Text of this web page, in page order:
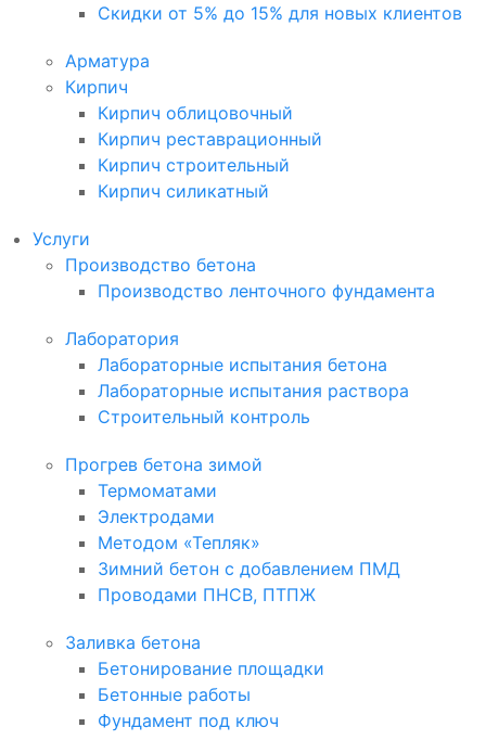
Скидки от 5% до 15% для новых клиентов
Арматура
Кирпич
Кирпич облицовочный
Кирпич реставрационный
Кирпич строительный
Кирпич силикатный
Услуги
Производство бетона
Производство ленточного фундамента
Лаборатория
Лабораторные испытания бетона
Лабораторные испытания раствора
Строительный контроль
Прогрев бетона зимой
Термоматами
Электродами
Методом «Тепляк»
Зимний бетон с добавлением ПМД
Проводами ПНСВ, ПТПЖ
Заливка бетона
Бетонирование площадки
Бетонные работы
Фундамент под ключ